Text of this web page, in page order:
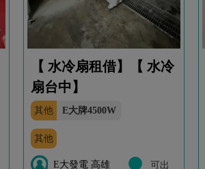
【 水冷扇租借】【 水冷
扇台中】
其他 E大牌4500W
其他
E大發電 高雄
可出